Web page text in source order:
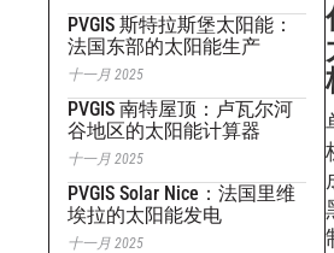
PVGIS 斯特拉斯堡太阳能：
法国东部的太阳能生产
十一月 2025
PVGIS 南特屋顶：卢瓦尔河
谷地区的太阳能计算器
十一月 2025
PVGIS Solar Nice：法国里维
埃拉的太阳能发电
十一月 2025